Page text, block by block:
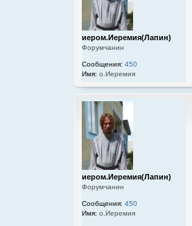
иером.Иеремия(Лапин)
Форумчанин
Сообщения: 450
Имя: о.Иеремия
иером.Иеремия(Лапин)
Форумчанин
Сообщения: 450
Имя: о.Иеремия